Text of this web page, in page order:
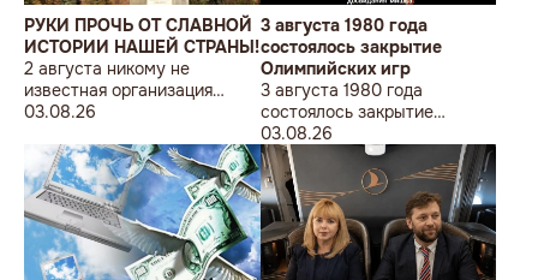
РУКИ ПРОЧЬ ОТ СЛАВНОЙ
ИСТОРИИ НАШЕЙ СТРАНЫ!
2 августа никому не
известная организация
«Лига бессарабских
Кишиневе малочисленную
акцию «В Европейский Союз
без советских памятников».
03.08.26
3 августа 1980 года
состоялось закрытие
Олимпийских игр
3 августа 1980 года
состоялось закрытие
Олимпийских игр
03.08.26